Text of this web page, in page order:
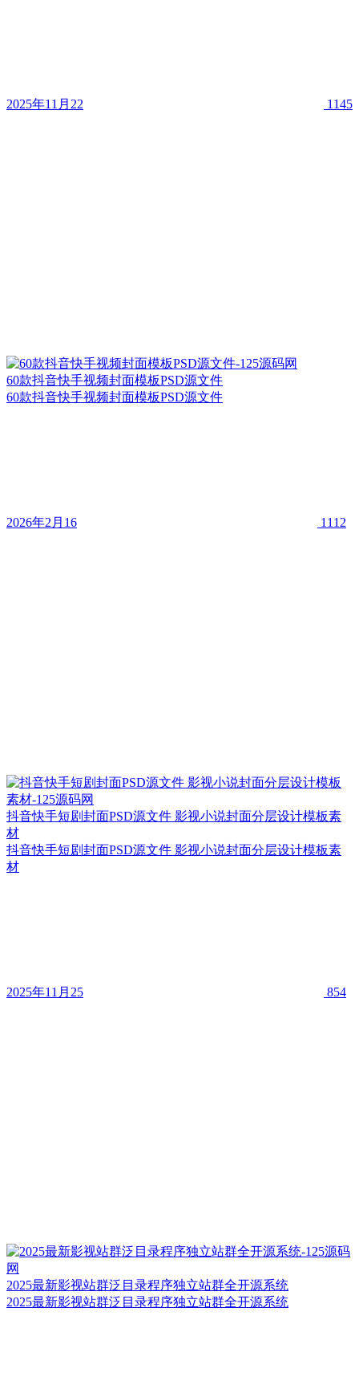
2025年11月22 1145
60款抖音快手视频封面模板PSD源文件
60款抖音快手视频封面模板PSD源文件
2026年2月16 1112
抖音快手短剧封面PSD源文件 影视小说封面分层设计模板素
材
抖音快手短剧封面PSD源文件 影视小说封面分层设计模板素
材
2025年11月25 854
2025最新影视站群泛目录程序独立站群全开源系统
2025最新影视站群泛目录程序独立站群全开源系统